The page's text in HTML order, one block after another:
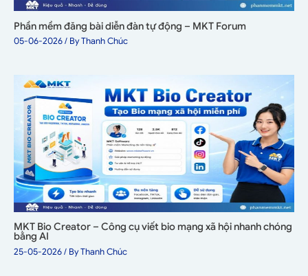
Phần mềm đăng bài diễn đàn tự động – MKT Forum
05-06-2026/ ByThanh Chúc
MKT Bio Creator – Công cụ viết bio mạng xã hội nhanh chóng
bằng AI
25-05-2026/ ByThanh Chúc